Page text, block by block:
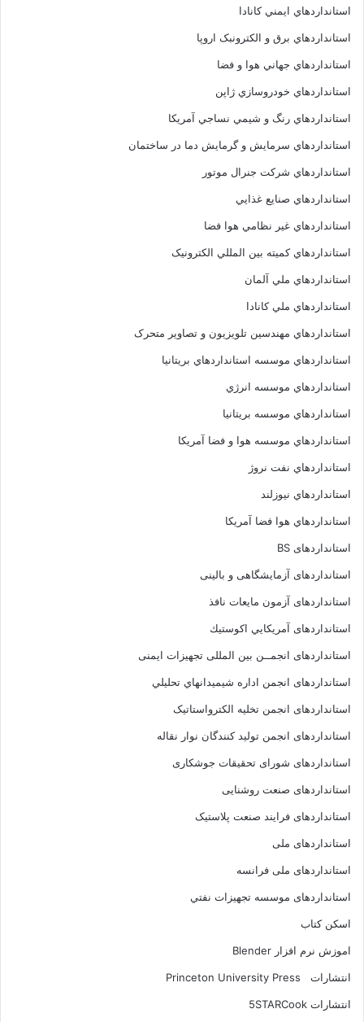
استانداردهاي ايمني کانادا
استانداردهاي برق و الکترونبک اروپا
استانداردهاي جهاني هوا و فضا
استانداردهاي خودروسازي ژاپن
استانداردهاي رنگ و شيمي نساجي آمريکا
استانداردهاي سرمايش و گرمايش دما در ساختمان
استانداردهاي شرکت جنرال موتور
استانداردهاي صنايع غذايي
استانداردهاي غير نظامي هوا فضا
استانداردهاي کميته بين المللي الکترونيک
استانداردهاي ملي آلمان
استانداردهاي ملي کانادا
استانداردهاي مهندسين تلويزيون و تصاوير متحرک
استانداردهاي موسسه استانداردهاي بريتانيا
استانداردهاي موسسه انرژي
استانداردهاي موسسه بريتانيا
استانداردهاي موسسه هوا و فضا آمريکا
استانداردهاي نفت نروژ
استانداردهاي نيوزلند
استانداردهاي هوا فضا آمريکا
استانداردهای BS
استانداردهای آزمایشگاهی و بالینی
استانداردهای آزمون مایعات نافذ
استانداردهای آمريكايي اكوستيك
استانداردهای انجمــن بين المللى تجهيزات ايمنى
استانداردهای انجمن اداره شيميدانهاي تحليلي
استانداردهای انجمن تخليه الکترواستاتيک
استانداردهای انجمن توليد کنندگان نوار نقاله
استانداردهای شورای تحقیقات جوشکاری
استانداردهای صنعت روشنایی
استانداردهای فرايند صنعت پلاستيک
استانداردهای ملی
استانداردهای ملی فرانسه
استانداردهای موسسه تجهيزات نفتي
اسکن کتاب
اموزش نرم افزار Blender
انتشارات Princeton University Press
انتشارات ‎ 5STARCook